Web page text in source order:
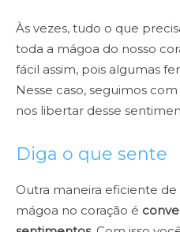
Às vezes, tudo o que
toda a mágoa do nosso
fácil assim, pois algumas
Nesse caso, seguimos
nos libertar desse
Diga o que sente
Outra maneira eficiente
mágoa no coração é